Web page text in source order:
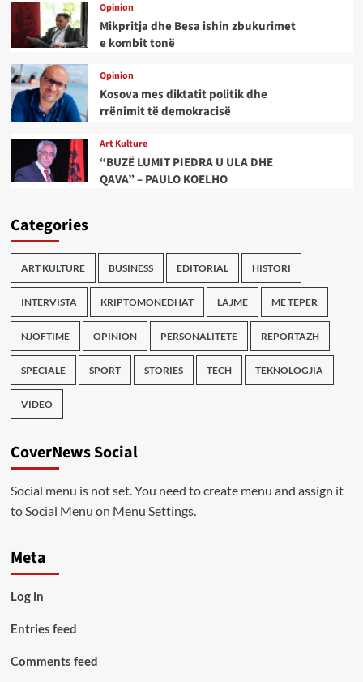
Opinion
Mikpritja dhe Besa ishin zbukurimet
e kombit tonë
Opinion
Kosova mes diktatit politik dhe
rrënimit të demokracisë
Art Kulture
“BUZË LUMIT PIEDRA U ULA DHE
QAVA” – PAULO KOELHO
Categories
ART KULTURE BUSINESS EDITORIAL HISTORI
INTERVISTA KRIPTOMONEDHAT LAJME ME TEPER
NJOFTIME OPINION PERSONALITETE REPORTAZH
SPECIALE SPORT STORIES TECH TEKNOLOGJIA
VIDEO
CoverNews Social
Social menu is not set. You need to create menu and assign it
to Social Menu on Menu Settings.
Meta
Log in
Entries feed
Comments feed